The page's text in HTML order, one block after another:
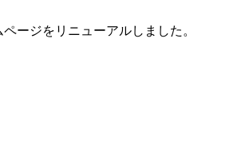
ージをリニューアルしました。